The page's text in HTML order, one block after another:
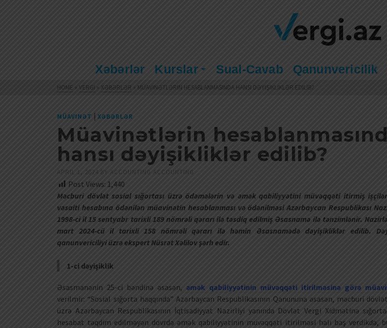
Xəbərlər Kurslar Sual-Cavab Qanunvericilik
HOME » VERGI » XƏBƏRLƏR » MÜAVINƏTLƏRIN HESABLANMASINDA HANSI DƏYIŞIKLIKLƏR EDILIB?
MÜAVINƏT | XƏBƏRLƏR
Müavinətlərin
hansı dəyişikliklər edilib?
APRIL 1, 2024 BY ACCOUNTING ACCOUNTING
Post Views: 1,440
Məcburi dövlət sosial sığortası üzrə ödəmələrin və əmək qabiliyyətini müvəqqəti itirmiş
vəsaiti hesabına ödənilən müavinətin hesablanması və ödənilməsi Azərbaycan Respublikası
1998-ci il 15 sentyabr tarixli 189 nömrəli qərarı ilə təsdiq edilmiş Əsasnamə ilə tənzimlənir.
mart 2024-cü il tarixli 158 nömrəli qərarı ilə həmin Əsasnamədə dəyişikliklər edilib.
qanunvericiliyi üzrə ekspert Nüsrət Xəlilov şərh edir.
1-ci dəyişiklik
Əsasmanənin 25-ci bəndinə əsasən, əmək qabiliyyətinin müvəqqəti itirilməsinə görə
verilmir: “Sosial sığorta haqqında” Azərbaycan Respublikasının Qanununa əsasən, məcburi
üzrə Azərbaycan Respublikasının İqtisadiyyat Nazirliyi yanında Dövlət Vergi Xidmətinə
hesabat təqdim edilməyən dövrdə əmək qabiliyyətinin müvəqqəti itirilməsi halı baş verdikdə,